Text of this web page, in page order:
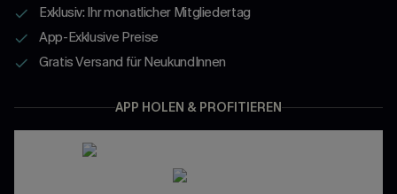
Exklusiv: Ihr monatlicher Mitgliedertag
App-Exklusive Preise
Gratis Versand für NeukundInnen
APP HOLEN & PROFITIEREN